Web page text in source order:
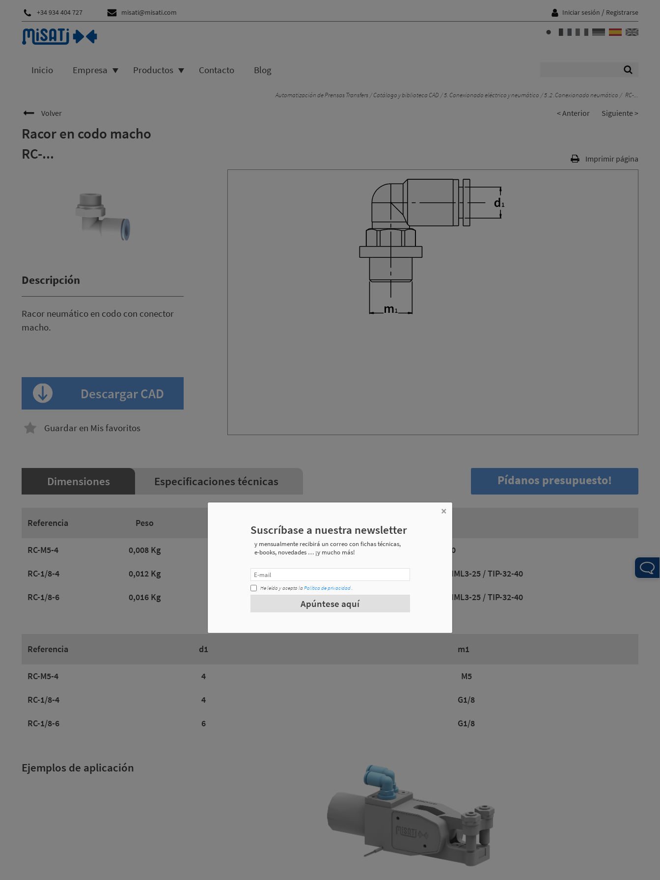
+34 934 404 727 misati@misati.com Iniciar sesión / Registrarse
Inicio Empresa Productos Contacto Blog
Automatización de Prensas Transfers Catálogo y biblioteca CAD 5. Conexionado eléctrico y neumático 5 .2 .Conexionado neumático RC-...
Volver < Anterior Siguiente >
Racor en codo macho
RC-...
Imprimir página
Descripción
Racor neumático en codo con conector
macho.
Descargar CAD
Guardar en Mis favoritos
Dimensiones Especificaciones técnicas Pídanos presupuesto!
Referencia Peso
RC-M5-4 0,008 Kg TLR3-20 / TI2-20 / TIL2-20
RC-1/8-4 0,012 Kg TIM2-25 / TIML2-25 / TCS2-25 / TLM2-25 / TIML3-25 / TIP-32-40
RC-1/8-6 0,016 Kg TIM2-25 / TIML2-25 / TCS2-25 / TLM2-25 / TIML3-25 / TIP-32-40
Referencia d1 m1
RC-M5-4 4 M5
RC-1/8-4 4 G1/8
RC-1/8-6 6 G1/8
Ejemplos de aplicación
×
Suscríbase a nuestra newsletter
y mensualmente recibirá un correo con fichas técnicas,
e-books, novedades … ¡y mucho más!
He leído y acepto laPolítica de privacidad.
Apúntese aquí